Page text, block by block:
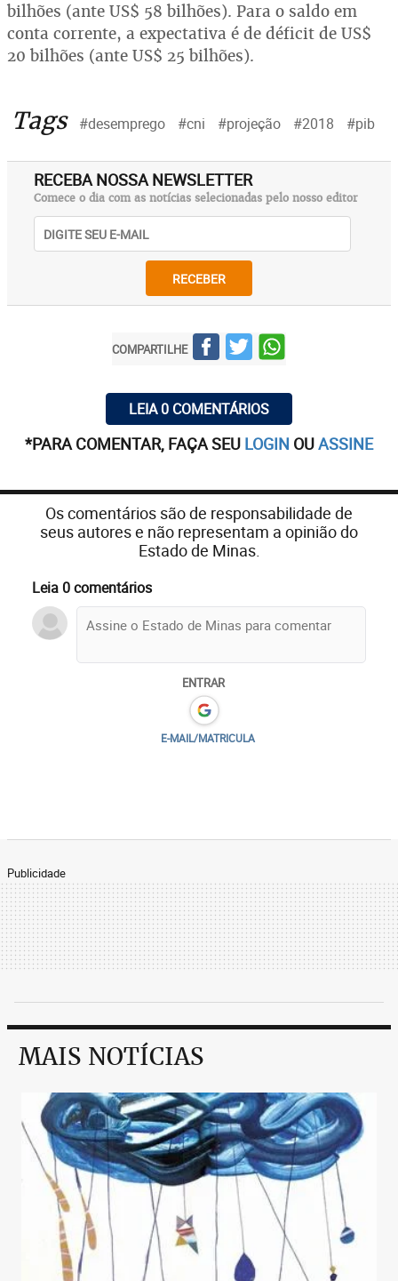
bilhões (ante US$ 58 bilhões). Para o saldo em
conta corrente, a expectativa é de déficit de US$
20 bilhões (ante US$ 25 bilhões).
Tags #desemprego #cni #projeção #2018 #pib
RECEBA NOSSA NEWSLETTER
Comece o dia com as notícias selecionadas pelo nosso editor
RECEBER
COMPARTILHE
LEIA 0 COMENTÁRIOS
*PARA COMENTAR, FAÇA SEU LOGIN OUASSINE
Os comentários são de responsabilidade de
seus autores e não representam a opinião do
Estado de Minas.
Leia 0 comentários
ENTRAR
E-MAIL/MATRICULA
Publicidade
MAIS NOTÍCIAS